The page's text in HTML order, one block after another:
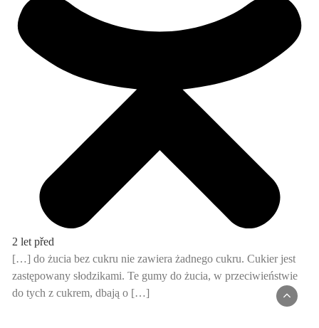
2 let před
[…] do żucia bez cukru nie zawiera żadnego cukru. Cukier jest
zastępowany słodzikami. Te gumy do żucia, w przeciwieństwie
do tych z cukrem, dbają o […]